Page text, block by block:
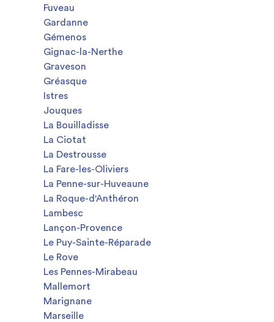
Fuveau
Gardanne
Gémenos
Gignac-la-Nerthe
Graveson
Gréasque
Istres
Jouques
La Bouilladisse
La Ciotat
La Destrousse
La Fare-les-Oliviers
La Penne-sur-Huveaune
La Roque-d'Anthéron
Lambesc
Lançon-Provence
Le Puy-Sainte-Réparade
Le Rove
Les Pennes-Mirabeau
Mallemort
Marignane
Marseille